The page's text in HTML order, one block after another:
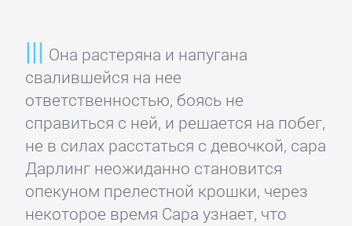
Она растеряна и напугана
свалившейся на нее
ответственностью, боясь не
справиться с ней, и решается на побег,
не в силах расстаться с девочкой, сара
Дарлинг неожиданно становится
опекуном прелестной крошки, через
некоторое время Сара узнает, что